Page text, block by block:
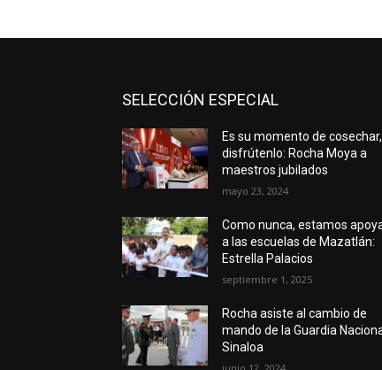
SELECCIÓN ESPECIAL
Es su momento de cosechar,
disfrútenlo: Rocha Moya a
maestros jubilados
mayo 23, 2024
Como nunca, estamos
a las escuelas de Mazatlán:
Estrella Palacios
septiembre 1, 2025
Rocha asiste al cambio de
mando de la Guardia
Sinaloa